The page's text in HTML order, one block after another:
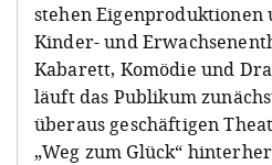
stehen Eigenproduktionen
Kinder- und
Kabarett, Komödie und
läuft das Publikum
überaus geschäftigen
„Weg zum Glück“